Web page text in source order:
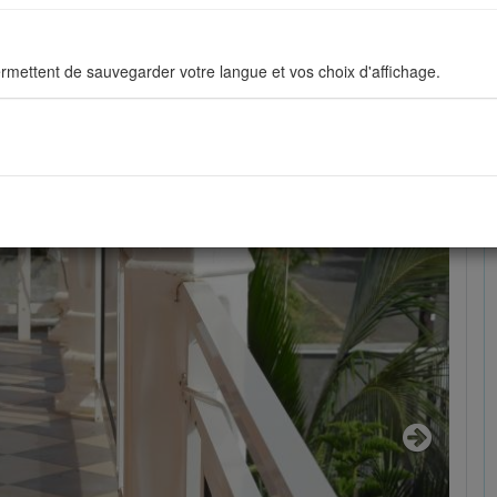
de sauvegarder votre langue et vos choix d'affichage.
pour afficher les réseaux sociaux afin que vous puissiez partager
Mauritius réf.: 27A71042
Next